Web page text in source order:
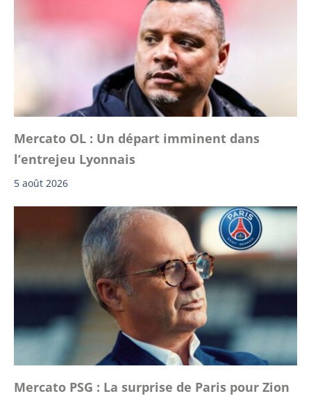
Mercato OL : Un départ imminent dans
l’entrejeu Lyonnais
5 août 2026
Mercato PSG : La surprise de Paris pour Zion